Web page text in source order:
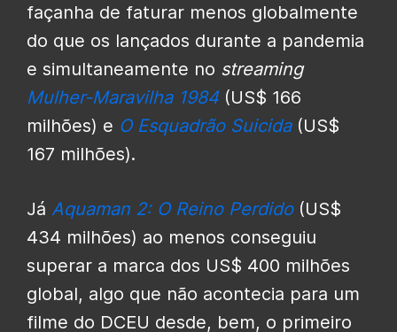
façanha de faturar menos globalmente
do que os lançados durante a pandemia
e simultaneamente no streaming
Mulher-Maravilha 1984(US$ 166
milhões) e O Esquadrão Suicida(US$
167 milhões).
Já Aquaman 2: O Reino Perdido(US$
434 milhões) ao menos conseguiu
superar a marca dos US$ 400 milhões
global, algo que não acontecia para um
filme do DCEU desde, bem, o primeiro